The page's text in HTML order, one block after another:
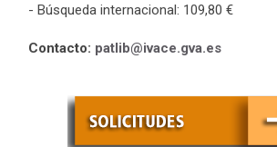
- Búsqueda internacional: 109,80 €
Contacto: patlib@ivace.gva.es